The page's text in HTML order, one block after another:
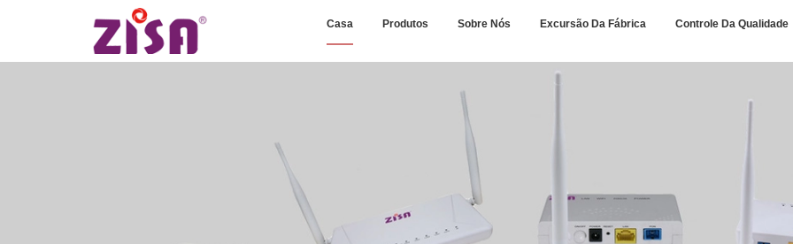
Casa Produtos Sobre Nós Excursão Da Fábrica Controle Da Qualidade